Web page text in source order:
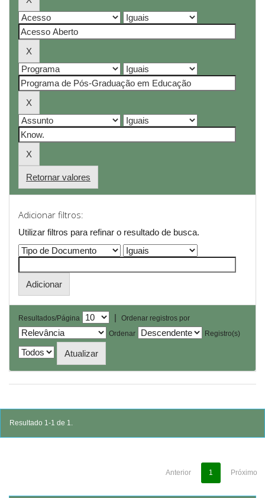
Retornar valores
Adicionar filtros:
Utilizar filtros para refinar o resultado de busca.
Resultados/Página |
Ordenar registros por
Ordenar
Registro(s)
Resultado 1-1 de 1.
Anterior 1 Próximo